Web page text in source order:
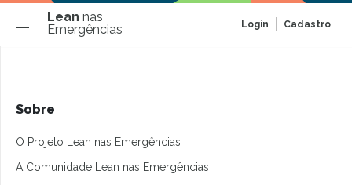
Lean nas
Emergências
Login Cadastro
Sobre
O Projeto Lean nas Emergências
A Comunidade Lean nas Emergências